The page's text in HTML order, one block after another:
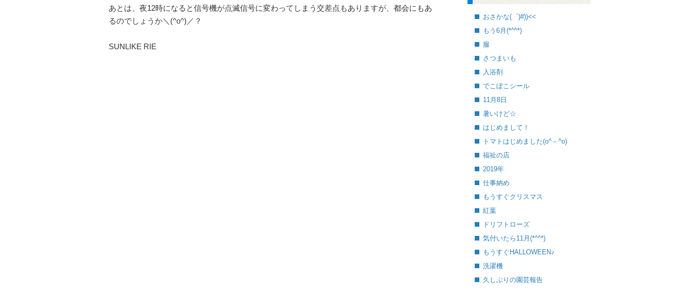
あとは、夜12時になると信号機が点滅信号に変わってしまう交差点もありますが、都会にもあ
るのでしょうか＼(^o^)／？
SUNLIKE RIE
おさかな(゜)#))<<
もう6月(*^^*)
服
さつまいも
入浴剤
でこぼこシール
11月8日
暑いけど☆
はじめまして！
トマトはじめました(o^－^o)
福祉の店
2019年
仕事納め
もうすぐクリスマス
紅葉
ドリフトローズ
気付いたら11月(*^^*)
もうすぐHALLOWEEN♪
洗濯機
久しぶりの園芸報告